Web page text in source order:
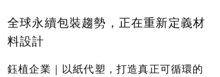
全球永續包裝趨勢，正在重新定義材
料設計
鈺植企業｜以紙代塑，打造真正可循環的